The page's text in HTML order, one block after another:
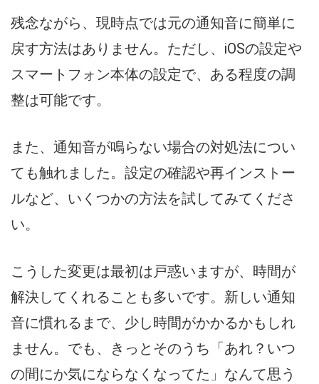
残念ながら、現時点では元の通知音に簡単に
戻す方法はありません。ただし、iOSの設定や
スマートフォン本体の設定で、ある程度の調
整は可能です。
また、通知音が鳴らない場合の対処法につい
ても触れました。設定の確認や再インストー
ルなど、いくつかの方法を試してみてくださ
い。
こうした変更は最初は戸惑いますが、時間が
解決してくれることも多いです。新しい通知
音に慣れるまで、少し時間がかかるかもしれ
ません。でも、きっとそのうち「あれ？いつ
の間にか気にならなくなってた」なんて思う